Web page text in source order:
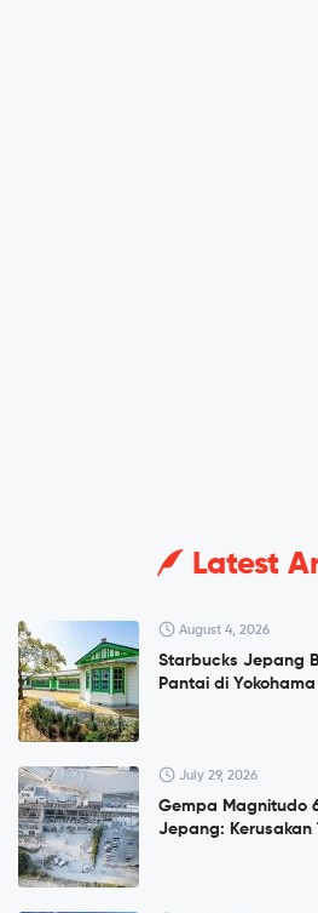
Latest
August 4, 2026
Starbucks Jepang
Pantai di Yokohama
July 29, 2026
Gempa Magnitudo
Jepang: Kerusakan